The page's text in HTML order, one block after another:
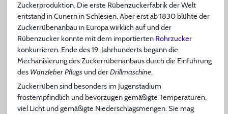
Zuckerproduktion. Die erste Rübenzuckerfabrik der Welt
entstand in Cunern in Schlesien. Aber erst ab 1830 blühte der
Zuckerrübenanbau in Europa wirklich auf und der
Rübenzucker konnte mit dem importierten Rohrzucker
konkurrieren. Ende des 19. Jahrhunderts begann die
Mechanisierung des Zuckerrübenanbaus durch die Einführung
des Wanzleber Pflugsund derDrillmaschine.
Zuckerrüben sind besonders im Jugenstadium
frostempfindlich und bevorzugen gemäßigte Temperaturen,
viel Licht und gemäßigte Niederschlagsmengen. Sie mag